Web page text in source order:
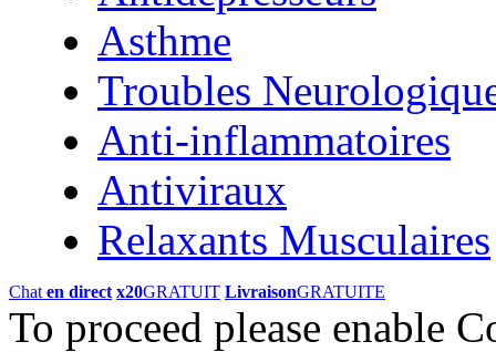
Asthme
Troubles
Anti-inflammatoires
Antiviraux
Relaxants Musculaires
Chat en direct x20GRATUIT LivraisonGRATUITE
To proceed please enable